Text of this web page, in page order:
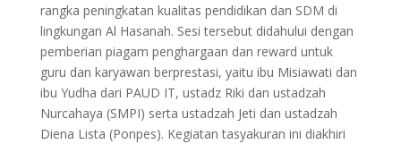
rangka peningkatan kualitas pendidikan dan SDM di
lingkungan Al Hasanah. Sesi tersebut didahului dengan
pemberian piagam penghargaan dan reward untuk
guru dan karyawan berprestasi, yaitu ibu Misiawati dan
ibu Yudha dari PAUD IT, ustadz Riki dan ustadzah
Nurcahaya (SMPI) serta ustadzah Jeti dan ustadzah
Diena Lista (Ponpes). Kegiatan tasyakuran ini diakhiri